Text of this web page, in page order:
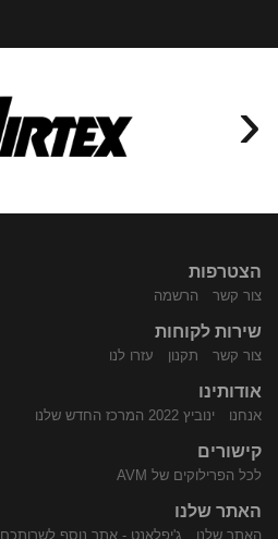
‹
הצטרפות
צור קשר הרשמה
שירות לקוחות
צור קשר תקנון עזרו לנו
אודותינו
אנחנו ינוביץ 2022 המרכז החדש שלנו
קישורים
לכל הפרילוקים של AVM
האתר שלנו
האתר שלנו ג'יפלאנט - אתר נוסף לשרותכם